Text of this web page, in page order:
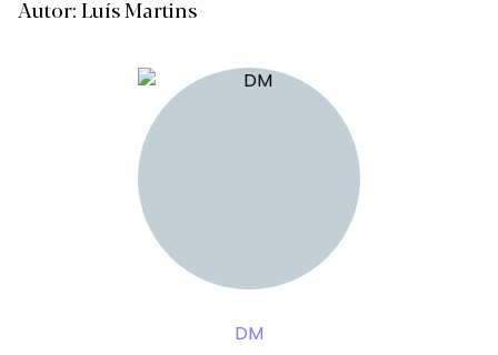
Autor: Luís Martins
DM